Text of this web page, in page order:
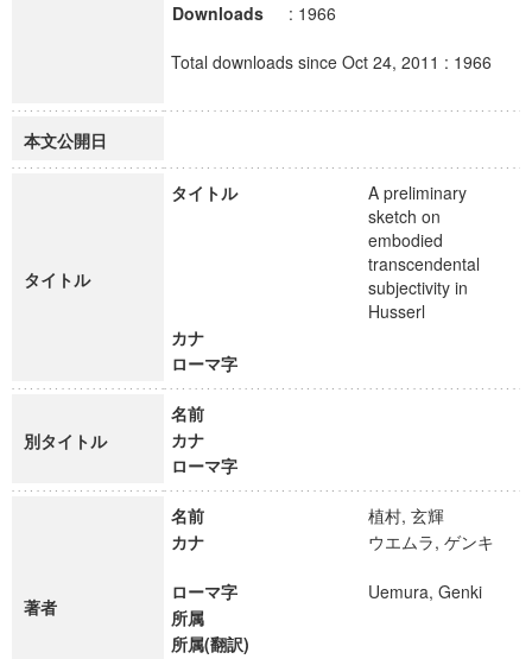
Downloads
: 1966
Total downloads since Oct 24, 2011 : 1966
本文公開日
タイトル
タイトル
A preliminary
sketch on
embodied
transcendental
subjectivity in
Husserl
カナ
ローマ字
別タイトル
名前
カナ
ローマ字
著者
名前
植村, 玄輝
カナ
ウエムラ, ゲンキ
ローマ字
Uemura, Genki
所属
所属(翻訳)